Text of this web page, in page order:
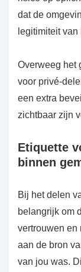
dat de
legitimiteit
Overweeg het
voor privé-
een extra
zichtbaar zijn
Etiquette
binnen
Bij het delen
belangrijk om
vertrouwen en
aan de bron
van jou was.